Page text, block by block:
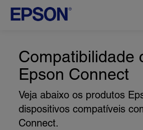
Compatibilidade
Epson Connect
Veja abaixo os produtos
dispositivos compatíveis
Connect.